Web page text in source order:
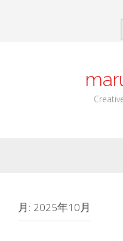
月: 2025年10月